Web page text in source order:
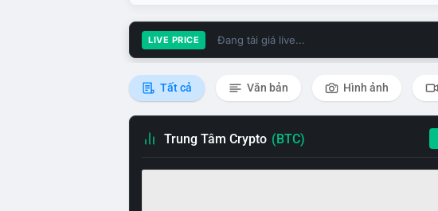
LIVE PRICE Đang tải giá live...
Tất cả Văn bản Hình ảnh
Trung Tâm Crypto (BTC)